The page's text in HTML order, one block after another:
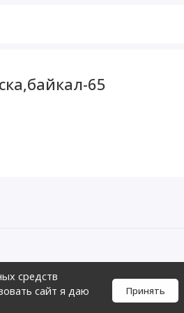
65
средств
сайт я даю
Принять